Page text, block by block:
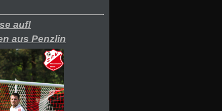
auf!
aus Penzlin